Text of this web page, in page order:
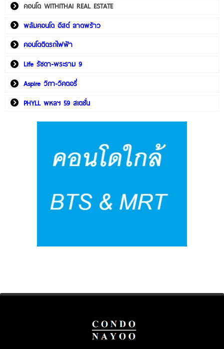
คอนโด WITHITHAI REAL ESTATE
พลัมคอนโด อีสต์ ลาดพร้าว
คอนโดติดรถไฟฟ้า
Life รัชดา-พระราม 9
Aspire วิภา-วิคตอรี่
PHYLL พหลฯ 59 สเตชั่น